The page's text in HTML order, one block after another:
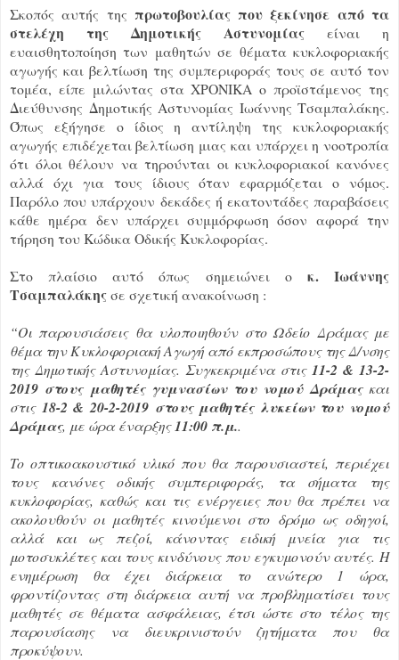
Σκοπός αυτής της πρωτοβουλίας που ξεκίνησε από τα
στελέχη της Δημοτικής Αστυνομίας είναι η
ευαισθητοποίηση των μαθητών σε θέματα κυκλοφοριακής
αγωγής και βελτίωση της συμπεριφοράς τους σε αυτό τον
τομέα, είπε μιλώντας στα ΧΡΟΝΙΚΑ ο προϊστάμενος της
Διεύθυνσης Δημοτικής Αστυνομίας Ιωάννης Τσαμπαλάκης.
Όπως εξήγησε ο ίδιος η αντίληψη της κυκλοφοριακής
αγωγής επιδέχεται βελτίωση μιας και υπάρχει η νοοτροπία
ότι όλοι θέλουν να τηρούνται οι κυκλοφοριακοί κανόνες
αλλά όχι για τους ίδιους όταν εφαρμόζεται ο νόμος.
Παρόλο που υπάρχουν δεκάδες ή εκατοντάδες παραβάσεις
κάθε ημέρα δεν υπάρχει συμμόρφωση όσον αφορά την
τήρηση του Κώδικα Οδικής Κυκλοφορίας.
Στο πλαίσιο αυτό όπως σημειώνει ο κ. Ιωάννης
Τσαμπαλάκηςσε σχετική ανακοίνωση :
“Οι παρουσιάσεις θα υλοποιηθούν στο Ωδείο Δράμας με
θέμα την Κυκλοφοριακή Αγωγή από εκπροσώπους της Δ/νσης
της Δημοτικής Αστυνομίας. Συγκεκριμένα στις 11-2 & 13-2-
2019 στους μαθητές γυμνασίων του νομού Δράμαςκαι
στις 18-2 & 20-2-2019 στους μαθητές λυκείων του νομού
Δράμας, με ώρα έναρξης11:00 π.μ..
To οπτικοακουστικό υλικό που θα παρουσιαστεί, περιέχει
τους κανόνες οδικής συμπεριφοράς, τα σήματα της
κυκλοφορίας, καθώς και τις ενέργειες που θα πρέπει να
ακολουθούν οι μαθητές κινούμενοι στο δρόμο ως οδηγοί,
αλλά και ως πεζοί, κάνοντας ειδική μνεία για τις
μοτοσυκλέτες και τους κινδύνους που εγκυμονούν αυτές. Η
ενημέρωση θα έχει διάρκεια το ανώτερο 1 ώρα,
φροντίζοντας στη διάρκεια αυτή να προβληματίσει τους
μαθητές σε θέματα ασφάλειας, έτσι ώστε στο τέλος της
παρουσίασης να διευκρινιστούν ζητήματα που θα
προκύψουν.